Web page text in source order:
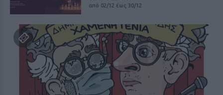
από 02/12 έως 30/12